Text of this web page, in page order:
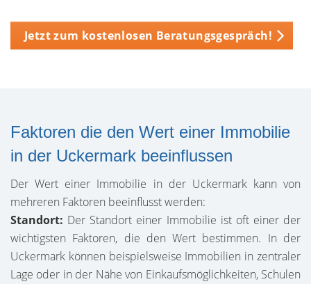
Jetzt zum kostenlosen Beratungsgespräch!
Faktoren die den Wert einer Immobilie
in der Uckermark beeinflussen
Der Wert einer Immobilie in der Uckermark kann von
mehreren Faktoren beeinflusst werden:
Standort: Der Standort einer Immobilie ist oft einer der
wichtigsten Faktoren, die den Wert bestimmen. In der
Uckermark können beispielsweise Immobilien in zentraler
Lage oder in der Nähe von Einkaufsmöglichkeiten, Schulen